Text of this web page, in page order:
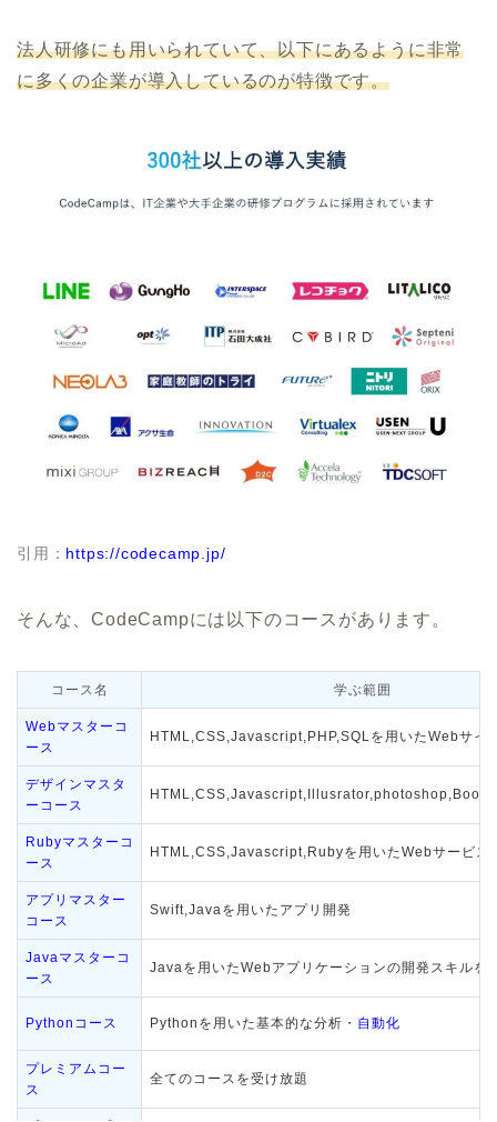
法人研修にも用いられていて、以下にあるように非常
に多くの企業が導入しているのが特徴です。
引用： https://codecamp.jp/
そんな、CodeCampには以下のコースがあります。
コース名 学ぶ範囲
Webマスターコ
ース
HTML,CSS,Javascript,PHP,SQLを用いたWebサイ
デザインマスタ
ーコース
Rubyマスターコ
ース
HTML,CSS,Javascript,Rubyを用いたWebサービス
アプリマスター
コース
Swift,Javaを用いたアプリ開発
Javaマスターコ
ース
Javaを用いたWebアプリケーションの開発スキルを
Pythonコース Pythonを用いた基本的な分析・ 自動化
プレミアムコー
ス
全てのコースを受け放題